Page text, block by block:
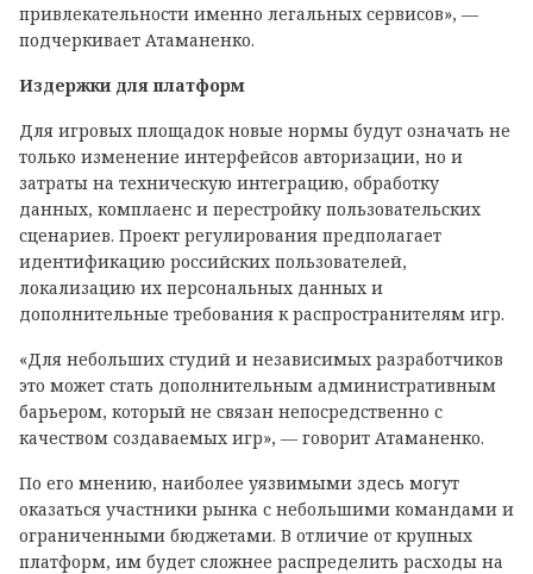
привлекательности именно легальных сервисов», —
подчеркивает Атаманенко.
Издержки для платформ
Для игровых площадок новые нормы будут означать не
только изменение интерфейсов авторизации, но и
затраты на техническую интеграцию, обработку
данных, комплаенс и перестройку пользовательских
сценариев. Проект регулирования предполагает
идентификацию российских пользователей,
локализацию их персональных данных и
дополнительные требования к распространителям игр.
«Для небольших студий и независимых разработчиков
это может стать дополнительным административным
барьером, который не связан непосредственно с
качеством создаваемых игр», — говорит Атаманенко.
По его мнению, наиболее уязвимыми здесь могут
оказаться участники рынка с небольшими командами и
ограниченными бюджетами. В отличие от крупных
платформ, им будет сложнее распределить расходы на